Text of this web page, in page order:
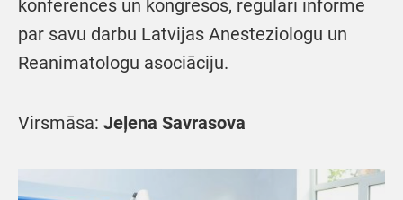
konferencēs un kongresos, regulāri informē
par savu darbu Latvijas Anesteziologu un
Reanimatologu asociāciju.
Virsmāsa: Jeļena Savrasova